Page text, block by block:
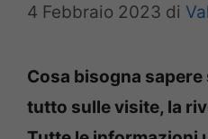
4 Febbraio 2023 di
Cosa bisogna
tutto sulle visite, la